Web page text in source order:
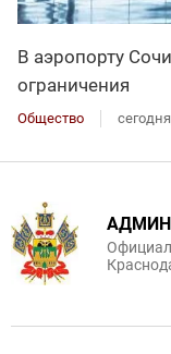
В аэропорту
ограничения
Общество